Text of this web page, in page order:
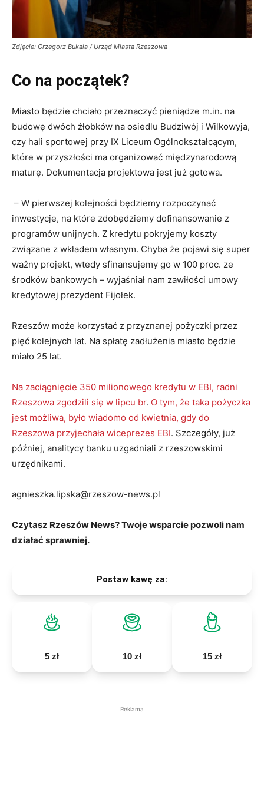
Zdjęcie: Grzegorz Bukała / Urząd Miasta Rzeszowa
Co na początek?
Miasto będzie chciało przeznaczyć pieniądze m.in. na
budowę dwóch żłobków na osiedlu Budziwój i Wilkowyja,
czy hali sportowej przy IX Liceum Ogólnokształcącym,
które w przyszłości ma organizować międzynarodową
maturę. Dokumentacja projektowa jest już gotowa.
– W pierwszej kolejności będziemy rozpoczynać
inwestycje, na które zdobędziemy dofinansowanie z
programów unijnych. Z kredytu pokryjemy koszty
związane z wkładem własnym. Chyba że pojawi się super
ważny projekt, wtedy sfinansujemy go w 100 proc. ze
środków bankowych – wyjaśniał nam zawiłości umowy
kredytowej prezydent Fijołek.
Rzeszów może korzystać z przyznanej pożyczki przez
pięć kolejnych lat. Na spłatę zadłużenia miasto będzie
miało 25 lat.
Na zaciągnięcie 350 milionowego kredytu w EBI, radni
Rzeszowa zgodzili się w lipcu br. O tym, że taka pożyczka
jest możliwa, było wiadomo od kwietnia, gdy do
Rzeszowa przyjechała wiceprezes EBI. Szczegóły, już
później, analitycy banku uzgadniali z rzeszowskimi
urzędnikami.
agnieszka.lipska@rzeszow-news.pl
Czytasz Rzeszów News? Twoje wsparcie pozwoli nam
działać sprawniej.
Postaw kawę za:
5 zł 10 zł 15 zł
Reklama